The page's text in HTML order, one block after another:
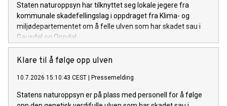
Staten naturoppsyn har tilknyttet seg lokale jegere fra
kommunale skadefellingslag i oppdraget fra Klima- og
miljødepartementet om å felle ulven som har skadet sau i
Gausdal og Oppdal.
Klare til å følge opp ulven
10.7.2026 15:10:43 CEST Pressemelding
Statens naturoppsyn er på plass med personell for å følge